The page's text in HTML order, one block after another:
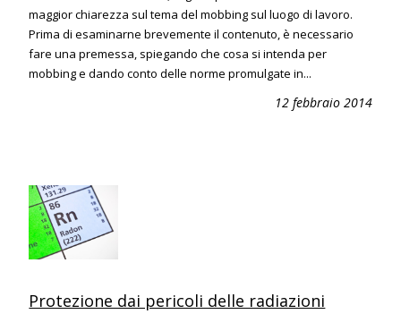
maggior chiarezza sul tema del mobbing sul luogo di lavoro.
Prima di esaminarne brevemente il contenuto, è necessario
fare una premessa, spiegando che cosa si intenda per
mobbing e dando conto delle norme promulgate in...
12 febbraio 2014
Protezione dai pericoli delle radiazioni